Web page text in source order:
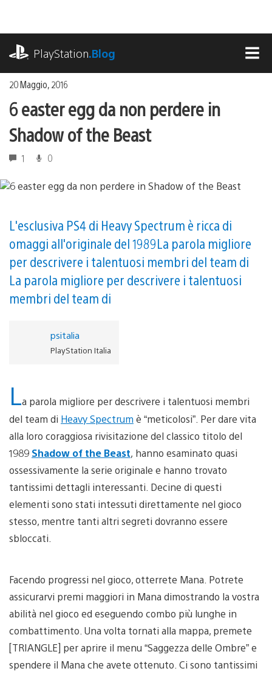
contenuto
PlayStation.Blog
20 Maggio, 2016
6 easter egg da non perdere in
Shadow of the Beast
1 0
L'esclusiva PS4 di Heavy Spectrum è ricca di
omaggi all'originale del 1989La parola migliore
per descrivere i talentuosi membri del team di
La parola migliore per descrivere i talentuosi
membri del team di
psitalia
PlayStation Italia
La parola migliore per descrivere i talentuosi membri
del team di Heavy Spectrum è “meticolosi”. Per dare vita
alla loro coraggiosa rivisitazione del classico titolo del
1989 Shadow of the Beast, hanno esaminato quasi
ossessivamente la serie originale e hanno trovato
tantissimi dettagli interessanti. Decine di questi
elementi sono stati intessuti direttamente nel gioco
stesso, mentre tanti altri segreti dovranno essere
sbloccati.
Facendo progressi nel gioco, otterrete Mana. Potrete
assicurarvi premi maggiori in Mana dimostrando la vostra
abilità nel gioco ed eseguendo combo più lunghe in
combattimento. Una volta tornati alla mappa, premete
[TRIANGLE] per aprire il menu “Saggezza delle Ombre” e
spendere il Mana che avete ottenuto. Ci sono tantissimi